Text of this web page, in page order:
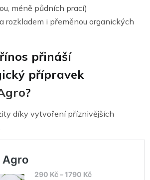
méně půdních prací)
rozkladem i přeměnou organických
přináší
přípravek
?
díky vytvoření příznivějších